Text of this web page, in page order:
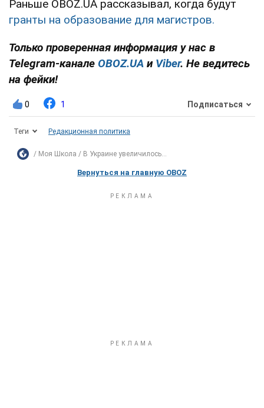
Раньше OBOZ.UA рассказывал, когда будут
гранты на образование для магистров.
Только проверенная информация у нас в
Telegram-канале OBOZ.UA и Viber. Не ведитесь
на фейки!
0 1 Подписаться
Теги Редакционная политика
Моя Школа В Украине увеличилось...
Вернуться на главную OBOZ